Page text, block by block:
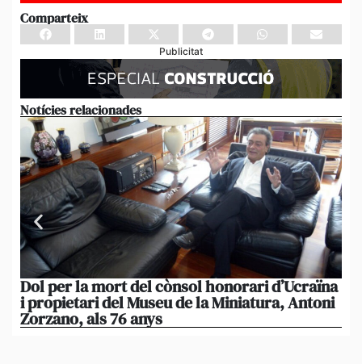
Comparteix
Publicitat
Notícies relacionades
Dol per la mort del cònsol honorari d’Ucraïna
i propietari del Museu de la Miniatura, Antoni
Zorzano, als 76 anys